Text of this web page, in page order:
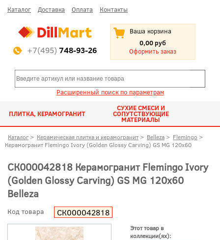
Каталог Доставка Оплата Контакты
+7(495) 748-93-26
Ваша корзина
0,00 руб
Оформить заказ
Расширенный поиск по параметрам
ПЛИТКА, КЕРАМОГРАНИТ
СУХИЕ СМЕСИ И
СОПУТСТВУЮЩИЕ
МАТЕРИАЛЫ
Каталог > Керамическая плитка и керамогранит > Belleza > Flemingo >
Керамогранит Flemingo Ivory (Golden Glossy Carving) GS MG 120x60
СК000042818 Керамогранит Flemingo Ivory
(Golden Glossy Carving) GS MG 120x60
Belleza
Код товара СК000042818
Этот товар в
коллекции(ях):